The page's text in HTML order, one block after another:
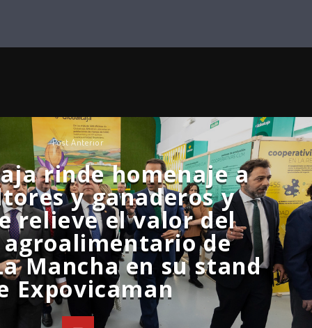
Post Anterior
rinde homenaje a
y ganaderos y
relieve el valor del
de
Mancha en su stand
Expovicaman